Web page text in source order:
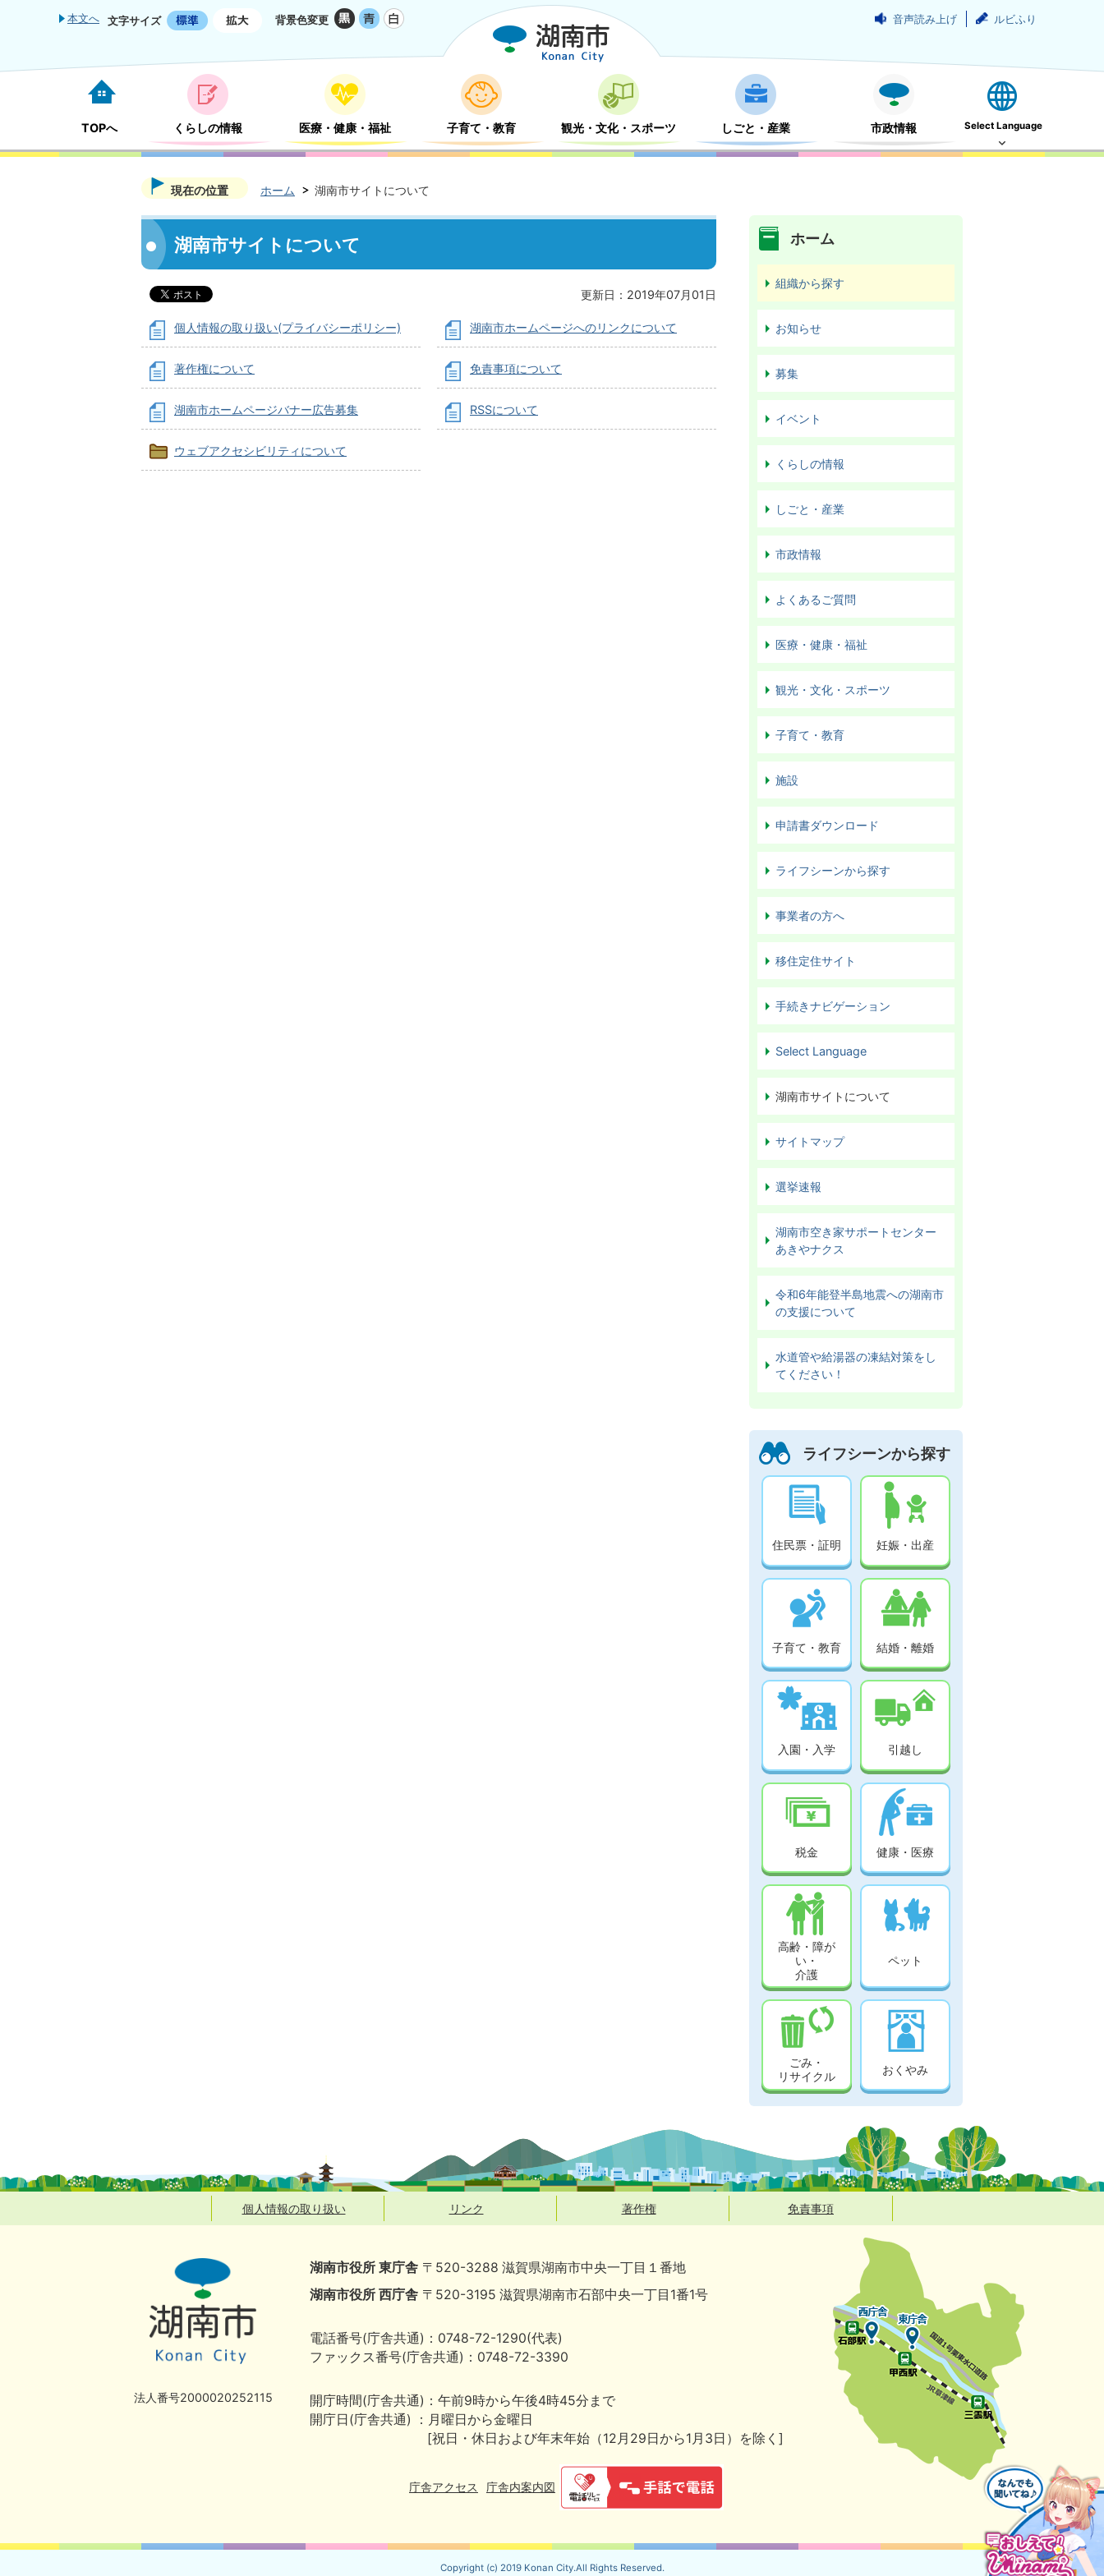
本文へ 文字サイズ 背景色変更 音声読み上げ ルビふり
TOPへ くらしの情報 医療・健康・福祉 子育て・教育 観光・文化・スポーツ しごと・産業 市政情報 Select Language
現在の位置 ホーム 湖南市サイトについて
湖南市サイトについて
更新日：2019年07月01日
個人情報の取り扱い(プライバシーポリシー) 湖南市ホームページへのリンクについて
著作権について 免責事項について
湖南市ホームページバナー広告募集 RSSについて
ウェブアクセシビリティについて
ホーム
組織から探す
お知らせ
募集
イベント
くらしの情報
しごと・産業
市政情報
よくあるご質問
医療・健康・福祉
観光・文化・スポーツ
子育て・教育
施設
申請書ダウンロード
ライフシーンから探す
事業者の方へ
移住定住サイト
手続きナビゲーション
Select Language
湖南市サイトについて
サイトマップ
選挙速報
湖南市空き家サポートセンター
あきやナクス
令和6年能登半島地震への湖南市
の支援について
水道管や給湯器の凍結対策をし
てください！
ライフシーンから探す
住民票・証明 妊娠・出産
子育て・教育 結婚・離婚
入園・入学 引越し
税金 健康・医療
高齢・障が
い・
介護
ペット
ごみ・
リサイクル
おくやみ
個人情報の取り扱い リンク 著作権 免責事項
法人番号2000020252115
湖南市役所 東庁舎 〒520-3288 滋賀県湖南市中央一丁目１番地
湖南市役所 西庁舎 〒520-3195 滋賀県湖南市石部中央一丁目1番1号
電話番号(庁舎共通)：0748-72-1290(代表)
ファックス番号(庁舎共通)：0748-72-3390
開庁時間(庁舎共通)：午前9時から午後4時45分まで
開庁日(庁舎共通) ：月曜日から金曜日
[祝日・休日および年末年始（12月29日から1月3日）を除く]
庁舎アクセス 庁舎内案内図
Copyright (c) 2019 Konan City.All Rights Reserved.